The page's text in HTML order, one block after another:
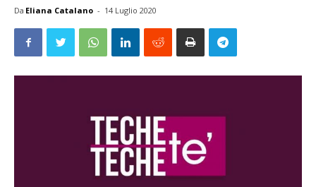
Da Eliana Catalano - 14 Luglio 2020